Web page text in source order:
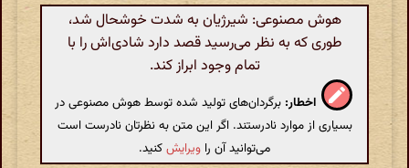
هوش مصنوعی: شیرژیان به شدت خوشحال شد،
طوری که به نظر می‌رسید قصد دارد شادی‌اش را با
تمام وجود ابراز کند.
اخطار: برگردان‌های تولید شده توسط هوش مصنوعی در
بسیاری از موارد نادرستند. اگر این متن به نظرتان نادرست است
می‌توانید آن را ویرایشکنید.